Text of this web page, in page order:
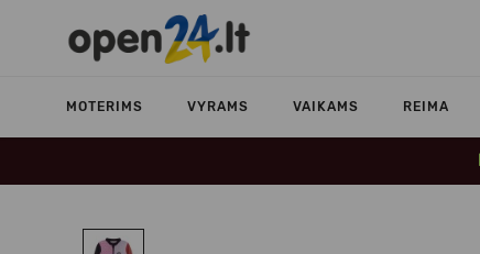
MOTERIMS VYRAMS VAIKAMS REIMA